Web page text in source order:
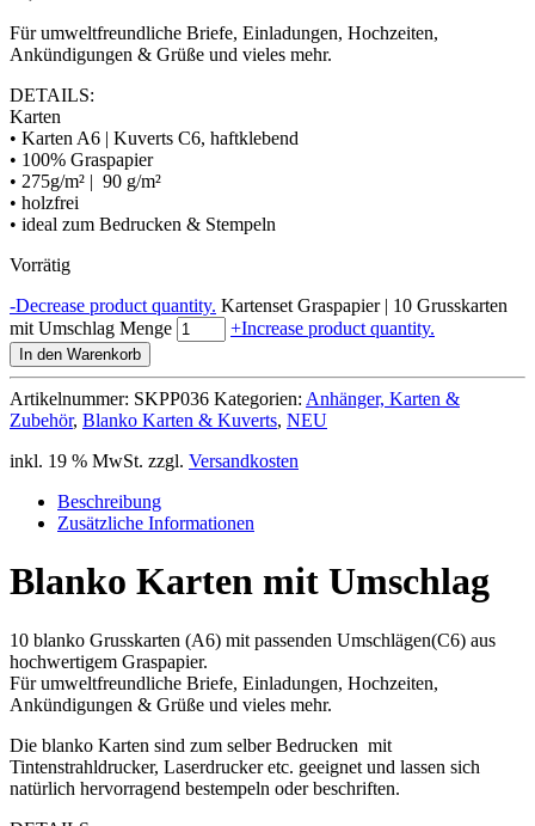
Für umweltfreundliche Briefe, Einladungen, Hochzeiten,
Ankündigungen & Grüße und vieles mehr.
DETAILS:
Karten
• Karten A6 | Kuverts C6, haftklebend
• 100% Graspapier
• 275g/m² | 90 g/m²
• holzfrei
• ideal zum Bedrucken & Stempeln
Vorrätig
-Decrease product quantity. Kartenset Graspapier | 10 Grusskarten
mit Umschlag Menge
+Increase product quantity.
In den Warenkorb
Artikelnummer: SKPP036 Kategorien: Anhänger, Karten &
Zubehör, Blanko Karten & Kuverts, NEU
inkl. 19 % MwSt. zzgl. Versandkosten
Beschreibung
Zusätzliche Informationen
Blanko Karten mit Umschlag
10 blanko Grusskarten (A6) mit passenden Umschlägen(C6) aus
hochwertigem Graspapier.
Für umweltfreundliche Briefe, Einladungen, Hochzeiten,
Ankündigungen & Grüße und vieles mehr.
Die blanko Karten sind zum selber Bedrucken mit
Tintenstrahldrucker, Laserdrucker etc. geeignet und lassen sich
natürlich hervorragend bestempeln oder beschriften.